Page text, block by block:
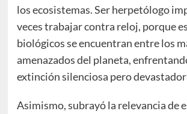
los ecosistemas. Ser herpetólogo
veces trabajar contra reloj, porque
biológicos se encuentran entre los
amenazados del planeta,
extinción silenciosa pero
Asimismo, subrayó la relevancia de